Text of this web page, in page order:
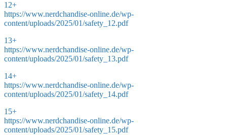
12+
https://www.nerdchandise-online.de/wp-
content/uploads/2025/01/safety_12.pdf
13+
https://www.nerdchandise-online.de/wp-
content/uploads/2025/01/safety_13.pdf
14+
https://www.nerdchandise-online.de/wp-
content/uploads/2025/01/safety_14.pdf
15+
https://www.nerdchandise-online.de/wp-
content/uploads/2025/01/safety_15.pdf